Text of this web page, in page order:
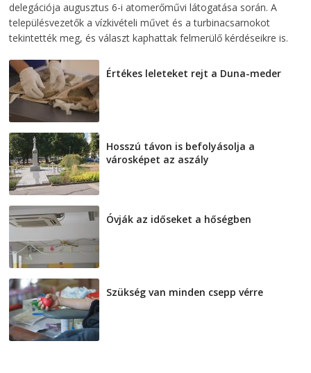
delegációja augusztus 6-i atomerőművi látogatása során. A
településvezetők a vízkivételi művet és a turbinacsarnokot
tekintették meg, és választ kaphattak felmerülő kérdéseikre is.
Értékes leleteket rejt a Duna-meder
Hosszú távon is befolyásolja a
városképet az aszály
Óvják az időseket a hőségben
Szükség van minden csepp vérre